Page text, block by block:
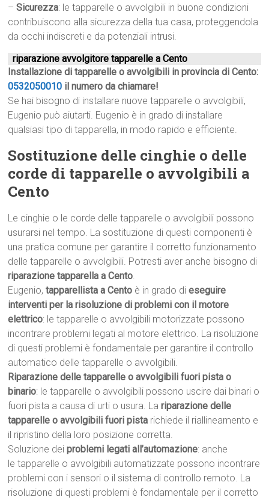
–Sicurezza: le tapparelle o avvolgibili in buone condizioni
contribuiscono alla sicurezza della tua casa, proteggendola
da occhi indiscreti e da potenziali intrusi.
riparazione avvolgitore tapparelle a Cento
Installazione di tapparelle o avvolgibili in provincia di Cento:
0532050010 il numero da chiamare!
Se hai bisogno di installare nuove tapparelle o avvolgibili,
Eugenio può aiutarti. Eugenio è in grado di installare
qualsiasi tipo di tapparella, in modo rapido e efficiente.
Sostituzione delle cinghie o delle
corde di tapparelle o avvolgibili a
Cento
Le cinghie o le corde delle tapparelle o avvolgibili possono
usurarsi nel tempo. La sostituzione di questi componenti è
una pratica comune per garantire il corretto funzionamento
delle tapparelle o avvolgibili. Potresti aver anche bisogno di
riparazione tapparella a Cento.
Eugenio,tapparellista a Cento è in grado di eseguire
interventi per la risoluzione di problemi con il motore
elettrico: le tapparelle o avvolgibili motorizzate possono
incontrare problemi legati al motore elettrico. La risoluzione
di questi problemi è fondamentale per garantire il controllo
automatico delle tapparelle o avvolgibili.
Riparazione delle tapparelle o avvolgibili fuori pista o
binario: le tapparelle o avvolgibili possono uscire dai binari o
fuori pista a causa di urti o usura. Lariparazione delle
tapparelle o avvolgibili fuori pista richiede il riallineamento e
il ripristino della loro posizione corretta.
Soluzione deiproblemi legati all’automazione: anche
le tapparelle o avvolgibili automatizzate possono incontrare
problemi con i sensori o il sistema di controllo remoto. La
risoluzione di questi problemi è fondamentale per il corretto